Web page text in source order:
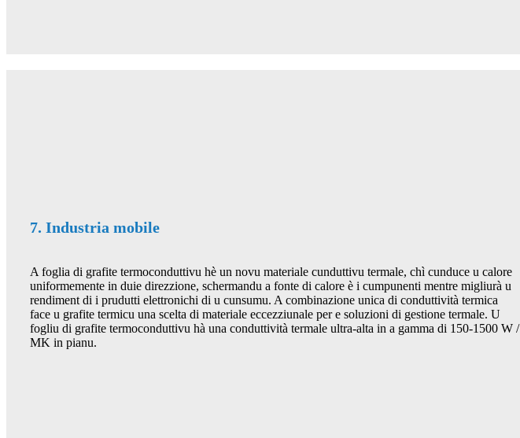
7. Industria mobile
A foglia di grafite termoconduttivu hè un novu materiale cunduttivu termale, chì cunduce u calore
uniformemente in duie direzzione, schermandu a fonte di calore è i cumpunenti mentre migliurà u
rendiment di i prudutti elettronichi di u cunsumu. A combinazione unica di conduttività termica
face u grafite termicu una scelta di materiale eccezziunale per e soluzioni di gestione termale. U
fogliu di grafite termoconduttivu hà una conduttività termale ultra-alta in a gamma di 150-1500 W /
MK in pianu.